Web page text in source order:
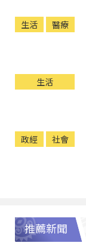
生活 醫療
生活
政經 社會
推薦新聞